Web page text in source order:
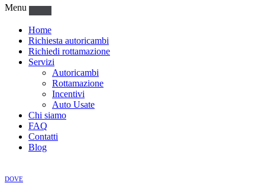
Menu
Home
Richiesta autoricambi
Richiedi rottamazione
Servizi
Autoricambi
Rottamazione
Incentivi
Auto Usate
Chi siamo
FAQ
Contatti
Blog
DOVE